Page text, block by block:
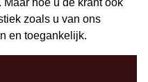
Maar hoe u de krant ook
zoals u van ons
en toegankelijk.